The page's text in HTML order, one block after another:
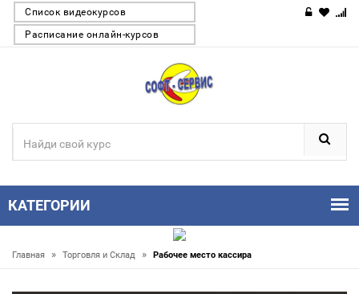
Список видеокурсов
Расписание онлайн-курсов
КАТЕГОРИИ
Главная » Торговля и Склад » Рабочее место кассира